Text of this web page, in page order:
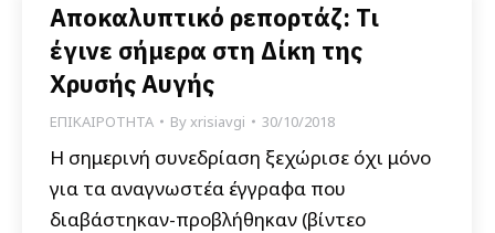
Αποκαλυπτικό ρεπορτάζ: Τι
έγινε σήμερα στη Δίκη της
Χρυσής Αυγής
ΕΠΙΚΑΙΡΟΤΗΤΑ Byxrisiavgi 30/10/2018
Η σημερινή συνεδρίαση ξεχώρισε όχι μόνο
για τα αναγνωστέα έγγραφα που
διαβάστηκαν-προβλήθηκαν (βίντεο